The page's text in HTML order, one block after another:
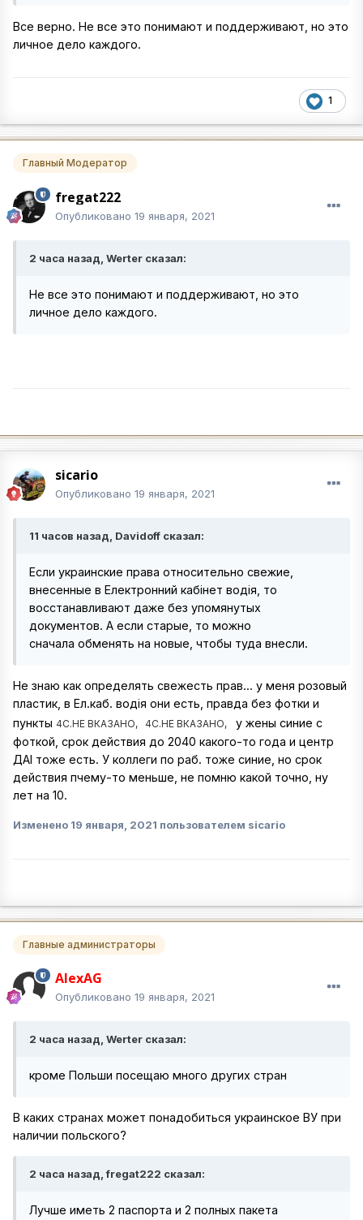
Все верно. Не все это понимают и поддерживают, но это
личное дело каждого.
1
Главный Модератор
fregat222
Опубликовано 19 января, 2021
2 часа назад, Werter сказал:
Не все это понимают и поддерживают, но это
личное дело каждого.
sicario
Опубликовано 19 января, 2021
11 часов назад, Davidoff сказал:
Если украинские права относительно свежие,
внесенные в Електронний кабінет водія, то
восстанавливают даже без упомянутых
документов. А если старые, то можно
сначала обменять на новые, чтобы туда внесли.
Не знаю как определять свежесть прав... у меня розовый
пластик, в Ел.каб. водія они есть, правда без фотки и
пункты 4C.НЕ ВКАЗАНО, 4C.НЕ ВКАЗАНО,
у жены синие с
фоткой, срок действия до 2040 какого-то года и центр
ДАІ тоже есть. У коллеги по раб. тоже синие, но срок
действия пчему-то меньше, не помню какой точно, ну
лет на 10.
Изменено 19 января, 2021 пользователем sicario
Главные администраторы
AlexAG
Опубликовано 19 января, 2021
2 часа назад, Werter сказал:
кроме Польши посещаю много других стран
В каких странах может понадобиться украинское ВУ при
наличии польского?
2 часа назад, fregat222 сказал:
Лучше иметь 2 паспорта и 2 полных пакета